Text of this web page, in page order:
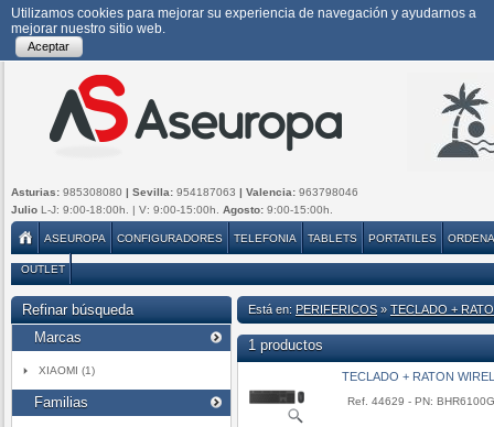
Utilizamos cookies para mejorar su experiencia de navegación y ayudarnos a
mejorar nuestro sitio web.
Aceptar
Asturias: 985308080 | Sevilla: 954187063 | Valencia: 963798046
Julio L-J: 9:00-18:00h. | V: 9:00-15:00h. Agosto: 9:00-15:00h.
ASEUROPA CONFIGURADORES TELEFONIA TABLETS PORTATILES
OUTLET
Refinar búsqueda
Marcas
XIAOMI (1)
Familias
Está en: PERIFERICOS » TECLADO +
1 productos
TECLADO + RATON
Ref. 44629 - PN: